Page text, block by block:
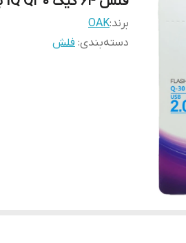
برند:OAK
دسته‌بندی: فلش